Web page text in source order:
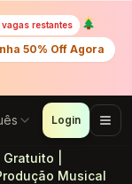
restantes
50% Off Agora
Login
|
Musical